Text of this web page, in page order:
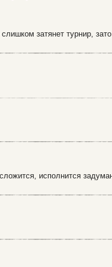
затянет турнир,
исполнится